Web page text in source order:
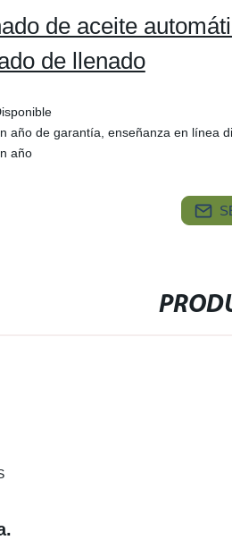
de aceite
de llenado
año de garantía, enseñanza en línea
año